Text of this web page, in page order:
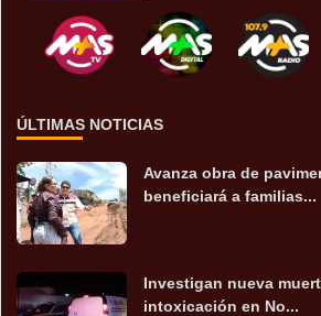
ÚLTIMAS NOTICIAS
Avanza obra de
beneficiará a familias...
Investigan nueva
intoxicación en No...